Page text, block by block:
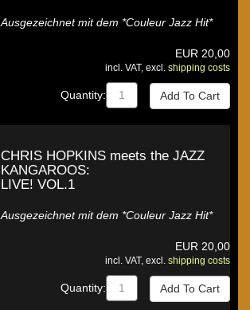
Ausgezeichnet mit dem *Couleur Jazz Hit*
EUR 20,00
incl. VAT, excl. shipping costs
Quantity:
CHRIS HOPKINS meets the JAZZ
KANGAROOS:
LIVE! VOL.1
Ausgezeichnet mit dem *Couleur Jazz Hit*
EUR 20,00
incl. VAT, excl. shipping costs
Quantity: